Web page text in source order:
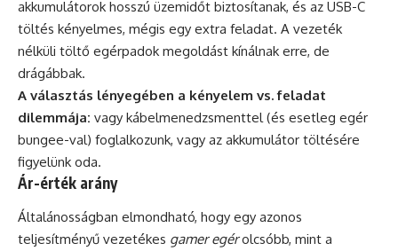
akkumulátorok hosszú üzemidőt biztosítanak, és az USB-C
töltés kényelmes, mégis egy extra feladat. A vezeték
nélküli töltő egérpadok megoldást kínálnak erre, de
drágábbak.
A választás lényegében a kényelem vs. feladat
dilemmája: vagy kábelmenedzsmenttel (és esetleg egér
bungee-val) foglalkozunk, vagy az akkumulátor töltésére
figyelünk oda.
Ár-érték arány
Általánosságban elmondható, hogy egy azonos
teljesítményű vezetékes gamer egérolcsóbb, mint a